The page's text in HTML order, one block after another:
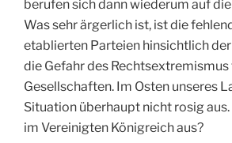
berufen sich dann wiederum auf
Was sehr ärgerlich ist, ist die
etablierten Parteien hinsichtlich
die Gefahr des Rechtsextremismus
Gesellschaften. Im Osten unseres
Situation überhaupt nicht rosig aus.
im Vereinigten Königreich aus?